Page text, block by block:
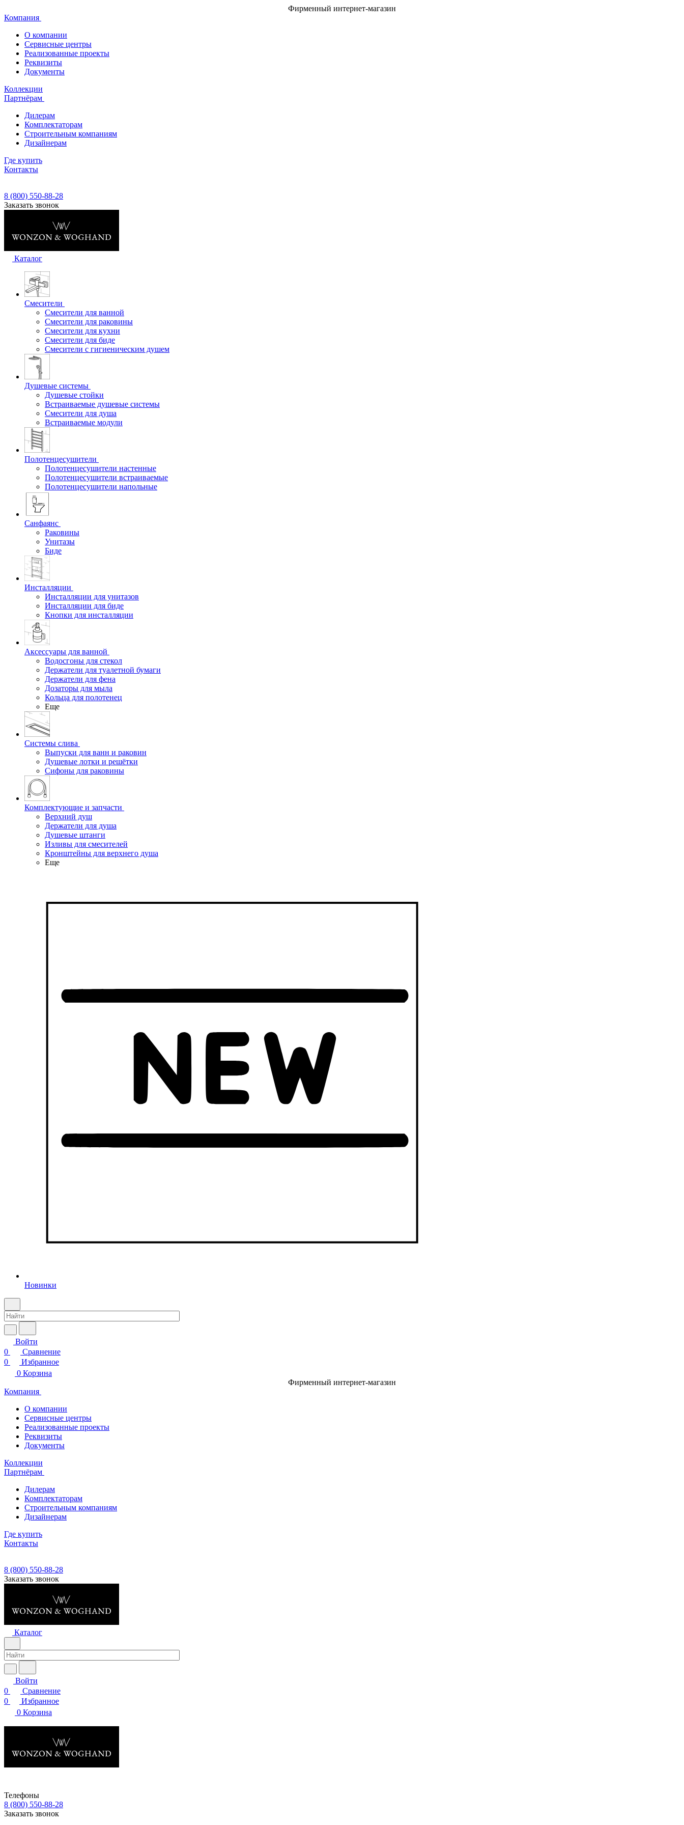
Фирменный интернет-магазин
Компания
О компании
Сервисные центры
Реализованные проекты
Реквизиты
Документы
Коллекции
Партнёрам
Дилерам
Комплектаторам
Строительным компаниям
Дизайнерам
Где купить
Контакты
8 (800) 550-88-28
Заказать звонок
Каталог
Смесители
Смесители для ванной
Смесители для раковины
Смесители для кухни
Смесители для биде
Смесители с гигиеническим душем
Душевые системы
Душевые стойки
Встраиваемые душевые системы
Смесители для душа
Встраиваемые модули
Полотенцесушители
Полотенцесушители настенные
Полотенцесушители встраиваемые
Полотенцесушители напольные
Санфаянс
Раковины
Унитазы
Биде
Инсталляции
Инсталляции для унитазов
Инсталляции для биде
Кнопки для инсталляции
Аксессуары для ванной
Водосгоны для стекол
Держатели для туалетной бумаги
Держатели для фена
Дозаторы для мыла
Кольца для полотенец
Еще
Системы слива
Выпуски для ванн и раковин
Душевые лотки и решётки
Сифоны для раковины
Комплектующие и запчасти
Верхний душ
Держатели для душа
Душевые штанги
Изливы для смесителей
Кронштейны для верхнего душа
Еще
Новинки
Войти
0
Сравнение
0
Избранное
0 Корзина
Фирменный интернет-магазин
Компания
О компании
Сервисные центры
Реализованные проекты
Реквизиты
Документы
Коллекции
Партнёрам
Дилерам
Комплектаторам
Строительным компаниям
Дизайнерам
Где купить
Контакты
8 (800) 550-88-28
Заказать звонок
Каталог
Войти
0
Сравнение
0
Избранное
0 Корзина
Телефоны
8 (800) 550-88-28
Заказать звонок